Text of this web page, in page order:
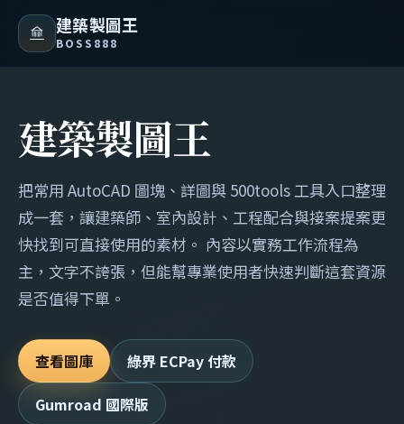
建築製圖王
BOSS888
建築製圖王
把常用 AutoCAD 圖塊、詳圖與 500tools 工具入口整理
成一套，讓建築師、室內設計、工程配合與接案提案更
快找到可直接使用的素材。 內容以實務工作流程為
主，文字不誇張，但能幫專業使用者快速判斷這套資源
是否值得下單。
查看圖庫
綠界 ECPay 付款
Gumroad 國際版